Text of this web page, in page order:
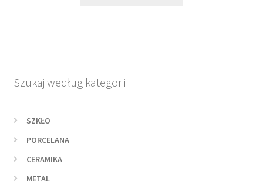
Szukaj według kategorii
SZKŁO
PORCELANA
CERAMIKA
METAL